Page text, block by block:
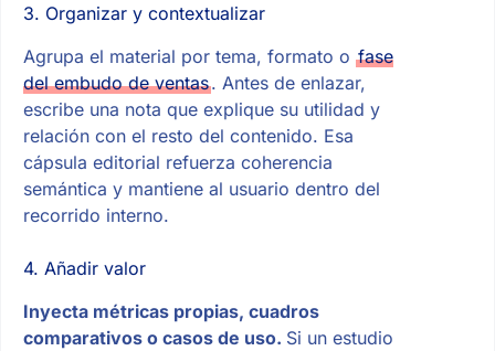
3. Organizar y contextualizar
Agrupa el material por tema, formato o fase
del embudo de ventas. Antes de enlazar,
escribe una nota que explique su utilidad y
relación con el resto del contenido. Esa
cápsula editorial refuerza coherencia
semántica y mantiene al usuario dentro del
recorrido interno.
4. Añadir valor
Inyecta métricas propias, cuadros
comparativos o casos de uso. Si un estudio